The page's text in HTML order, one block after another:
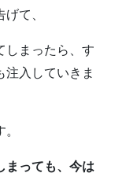
て、
しまったら、す
注入していきま
まっても、今は